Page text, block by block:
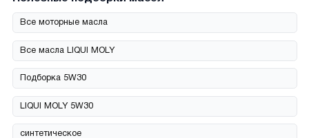
Все моторные масла
Все масла LIQUI MOLY
Подборка 5W30
LIQUI MOLY 5W30
синтетическое